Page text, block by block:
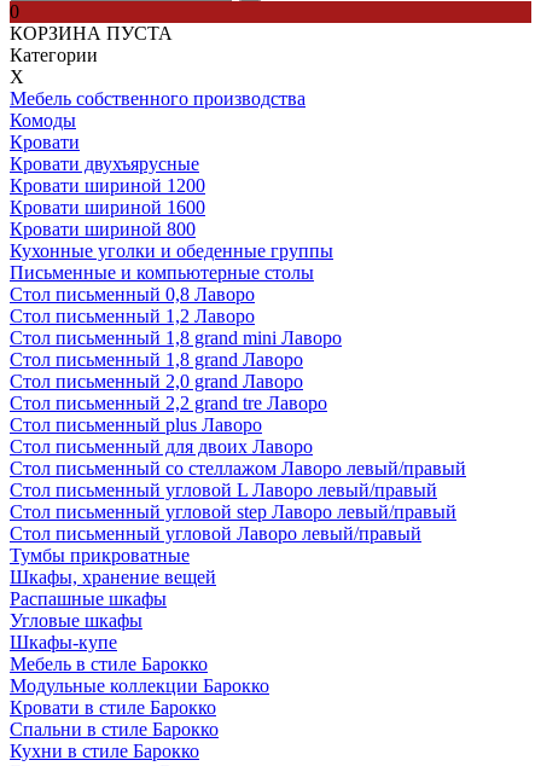
0
КОРЗИНА ПУСТА
Категории
Х
Мебель собственного производства
Комоды
Кровати
Кровати двухъярусные
Кровати шириной 1200
Кровати шириной 1600
Кровати шириной 800
Кухонные уголки и обеденные группы
Письменные и компьютерные столы
Стол письменный 0,8 Лаворо
Стол письменный 1,2 Лаворо
Стол письменный 1,8 grand mini Лаворо
Стол письменный 1,8 grand Лаворо
Стол письменный 2,0 grand Лаворо
Стол письменный 2,2 grand tre Лаворо
Стол письменный plus Лаворо
Стол письменный для двоих Лаворо
Стол письменный со стеллажом Лаворо левый/правый
Стол письменный угловой L Лаворо левый/правый
Стол письменный угловой step Лаворо левый/правый
Стол письменный угловой Лаворо левый/правый
Тумбы прикроватные
Шкафы, хранение вещей
Распашные шкафы
Угловые шкафы
Шкафы-купе
Мебель в стиле Барокко
Модульные коллекции Барокко
Кровати в стиле Барокко
Спальни в стиле Барокко
Кухни в стиле Барокко